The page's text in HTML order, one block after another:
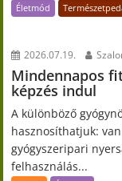
Életmód
2026.07.19.
Mindennapos
képzés indul
A különböző
hasznosíthatjuk:
gyógyszeripari
felhasználás...